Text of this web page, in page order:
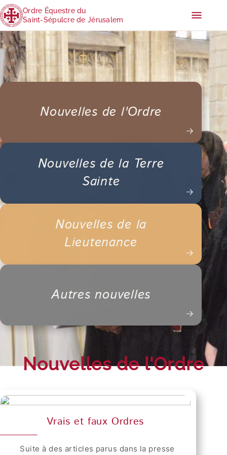
Ordre Équestre du
Saint-Sépulcre de Jérusalem
Nouvelles de l'Ordre
Nouvelles de la Terre
Sainte
Nouvelles de la
Lieutenance
Autres nouvelles
Nouvelles de l'Ordre
Vrais et faux Ordres
Suite à des articles parus dans la presse